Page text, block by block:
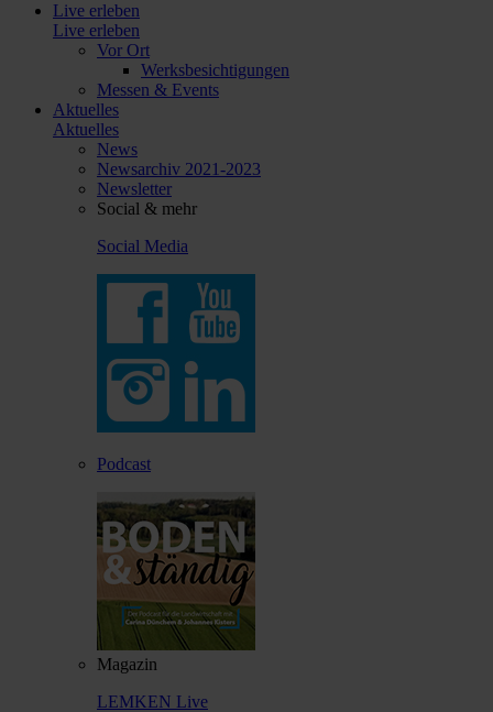
Live erleben
Live erleben
Vor Ort
Werksbesichtigungen
Messen & Events
Aktuelles
Aktuelles
News
Newsarchiv 2021-2023
Newsletter
Social & mehr
Social Media
Podcast
Magazin
LEMKEN Live